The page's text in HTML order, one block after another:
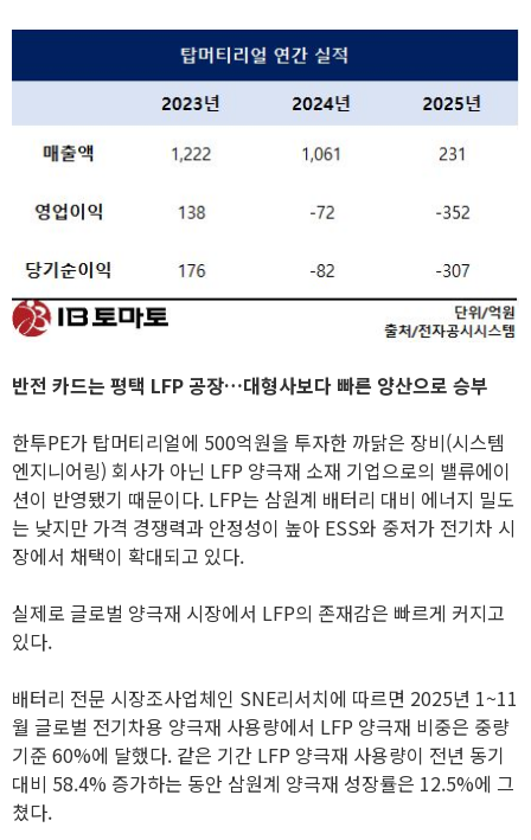
반전 카드는 평택 LFP 공장…대형사보다 빠른 양산으로 승부
한투PE가 탑머티리얼에 500억원을 투자한 까닭은 장비(시스템
엔지니어링) 회사가 아닌 LFP 양극재 소재 기업으로의 밸류에이
션이 반영됐기 때문이다. LFP는 삼원계 배터리 대비 에너지 밀도
는 낮지만 가격 경쟁력과 안정성이 높아 ESS와 중저가 전기차 시
장에서 채택이 확대되고 있다.
실제로 글로벌 양극재 시장에서 LFP의 존재감은 빠르게 커지고
있다.
배터리 전문 시장조사업체인 SNE리서치에 따르면 2025년 1~11
월 글로벌 전기차용 양극재 사용량에서 LFP 양극재 비중은 중량
기준 60%에 달했다. 같은 기간 LFP 양극재 사용량이 전년 동기
대비 58.4% 증가하는 동안 삼원계 양극재 성장률은 12.5%에 그
쳤다.